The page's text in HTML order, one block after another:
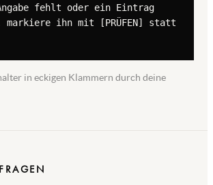
fehlt oder ein Eintrag
ihn mit [PRÜFEN] statt
in eckigen Klammern durch deine